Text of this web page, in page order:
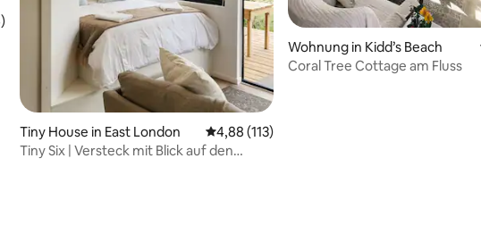
Bewertung: 4,99 von 5, 134 Bewertungen
Tiny House in East London Durchschnittliche Bewertung: 4,88 von 5,
4,88 (113)
Tiny Six | Versteck mit Blick auf den
Wohnung in Kidd’s Beach
Coral Tree Cottage am Fluss